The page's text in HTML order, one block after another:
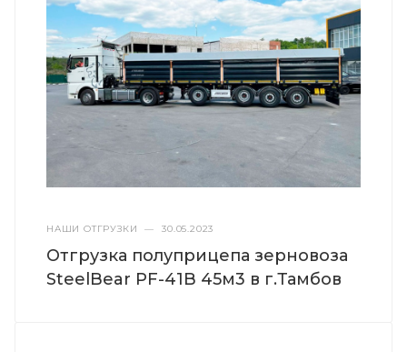
НАШИ ОТГРУЗКИ — 30.05.2023
Отгрузка полуприцепа зерновоза
SteelBear PF-41B 45м3 в г.Тамбов